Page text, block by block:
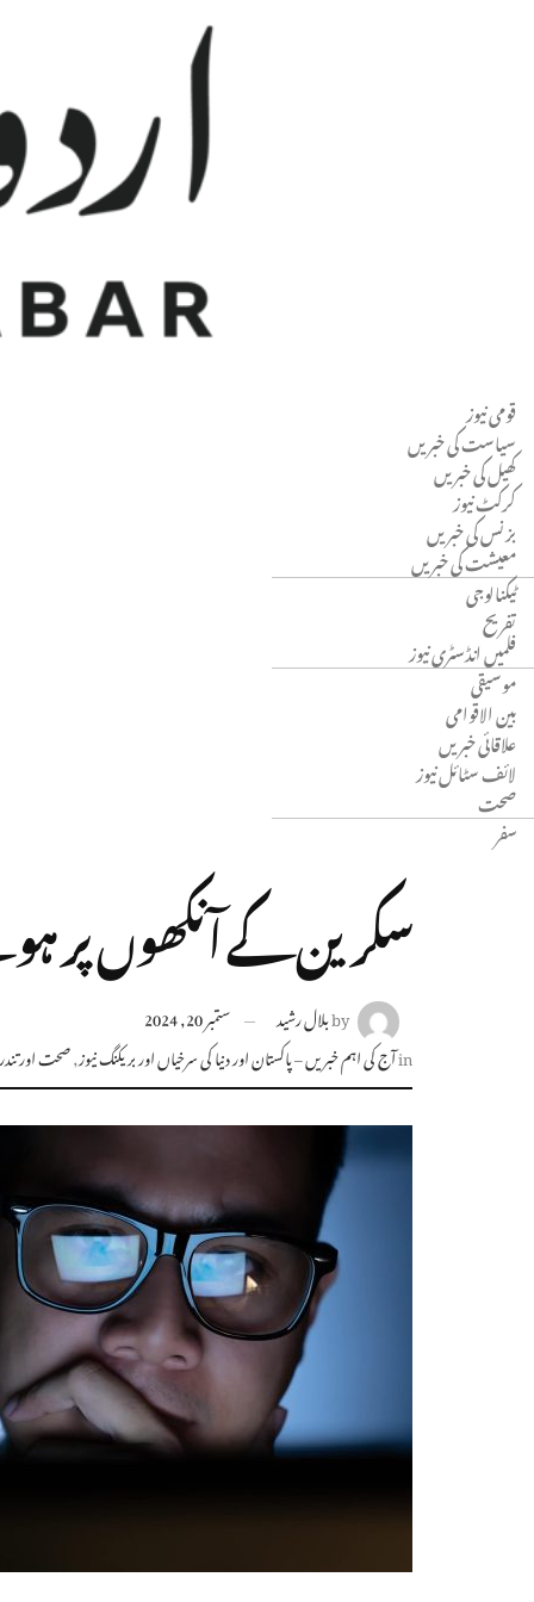
Menuقومی نیوز
سیاست کی خبریں
کھیل کی خبریں
کرکٹ نیوز
بزنس کی خبریں
معیشت کی خبریں
ٹیکنالوجی
تفریح
فلمیں انڈسٹری نیوز
موسیقی
بین الاقوامی
علاقائی خبریں
لائف سٹائل نیوز
صحت
سفر
سکرین کے آنکھوں پر
byبلال رشید
ستمبر 20, 2024
inآج کی اہم خبریں – پاکستان اور دنیا کی سرخیاں اور بریکنگ نیوز,صحت اور